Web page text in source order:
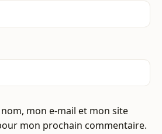
mon e-mail et mon site
mon prochain commentaire.